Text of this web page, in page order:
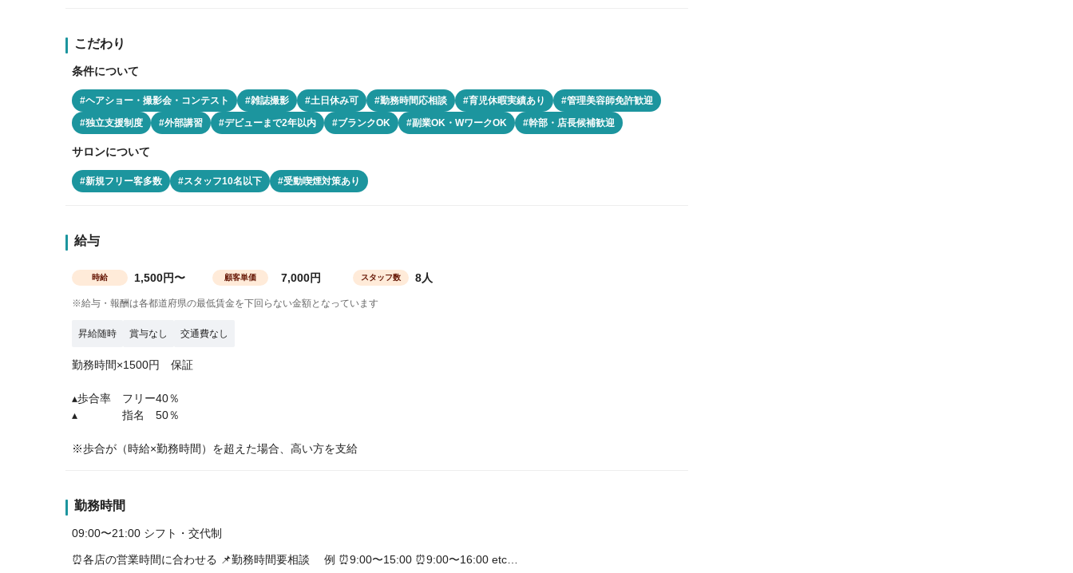
こだわり
条件について
#ヘアショー・撮影会・コンテスト #雑誌撮影 #土日休み可 #勤務時間応相談 #育児休暇実績あり
#管理美容師免許歓迎
#独立支援制度
#外部講習 #デビューまで2年以内 #ブランクOK #副業OK・WワークOK #幹部・店長候補歓迎
サロンについて
#新規フリー客多数 #スタッフ10名以下 #受動喫煙対策あり
給与
時給 1,500円〜 顧客単価 7,000円 スタッフ数 8人
※給与・報酬は各都道府県の最低賃金を下回らない金額となっています
昇給随時 賞与なし 交通費なし
勤務時間×1500円 保証
▴歩合率 フリー40％
▴ 指名 50％
※歩合が（時給×勤務時間）を超えた場合、高い方を支給
勤務時間
09:00〜21:00 シフト・交代制
⏰各店の営業時間に合わせる 📌勤務時間要相談 例 ⏰9:00〜15:00 ⏰9:00〜16:00 etc…